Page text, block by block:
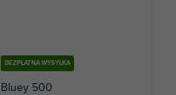
BEZPŁATNA WYSYŁKA
Bluey 500